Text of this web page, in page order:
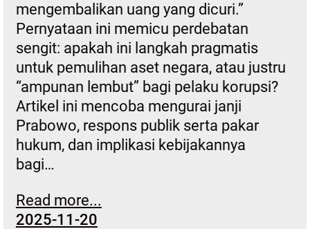
mengembalikan uang yang dicuri.”
Pernyataan ini memicu perdebatan
sengit: apakah ini langkah pragmatis
untuk pemulihan aset negara, atau justru
“ampunan lembut” bagi pelaku korupsi?
Artikel ini mencoba mengurai janji
Prabowo, respons publik serta pakar
hukum, dan implikasi kebijakannya
bagi…
Read more...
2025-11-20